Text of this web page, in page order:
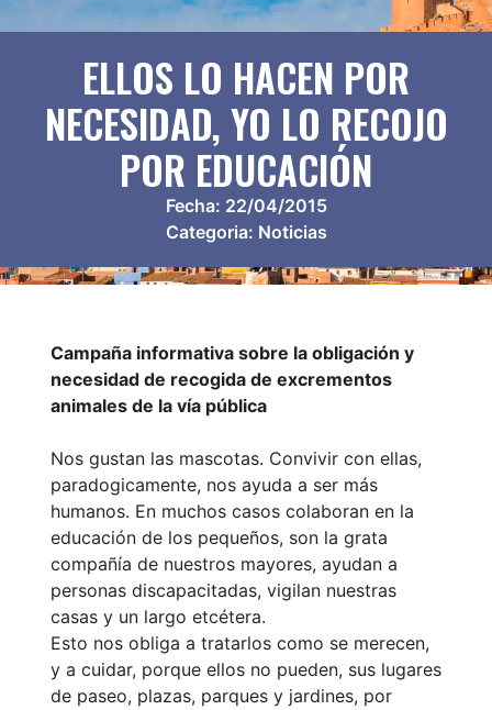
ELLOS LO HACEN POR
NECESIDAD, YO LO RECOJO
POR EDUCACIÓN
Fecha: 22/04/2015
Categoria: Noticias
Campaña informativa sobre la obligación y
necesidad de recogida de excrementos
animales de la vía pública
Nos gustan las mascotas. Convivir con ellas,
paradogicamente, nos ayuda a ser más
humanos. En muchos casos colaboran en la
educación de los pequeños, son la grata
compañía de nuestros mayores, ayudan a
personas discapacitadas, vigilan nuestras
casas y un largo etcétera.
Esto nos obliga a tratarlos como se merecen,
y a cuidar, porque ellos no pueden, sus lugares
de paseo, plazas, parques y jardines, por